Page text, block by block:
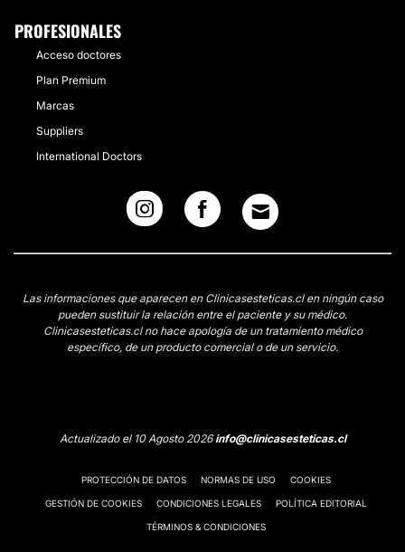
PROFESIONALES
Acceso doctores
Plan Premium
Marcas
Suppliers
International Doctors
Las informaciones que aparecen en Clinicasesteticas.cl en ningún caso
pueden sustituir la relación entre el paciente y su médico.
Clinicasesteticas.cl no hace apología de un tratamiento médico
específico, de un producto comercial o de un servicio.
Actualizado el 10 Agosto 2026info@clinicasesteticas.cl
PROTECCIÓN DE DATOS NORMAS DE USO COOKIES
GESTIÓN DE COOKIES CONDICIONES LEGALES POLÍTICA EDITORIAL
TÉRMINOS & CONDICIONES